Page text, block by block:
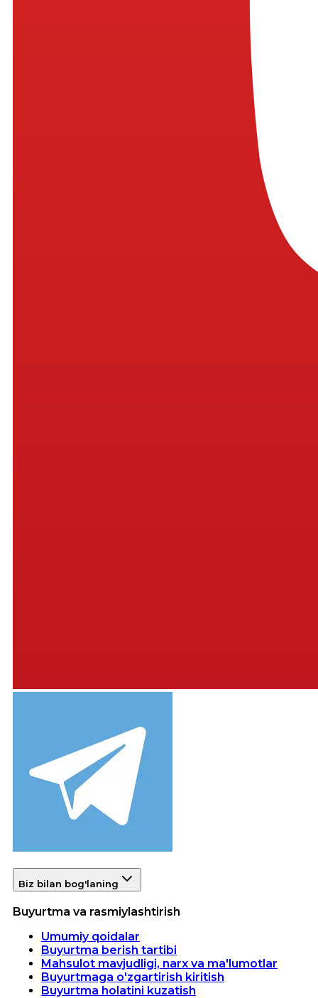
Biz bilan bog'laning
Buyurtma va rasmiylashtirish
Umumiy qoidalar
Buyurtma berish tartibi
Mahsulot mavjudligi, narx va ma'lumotlar
Buyurtmaga o'zgartirish kiritish
Buyurtma holatini kuzatish